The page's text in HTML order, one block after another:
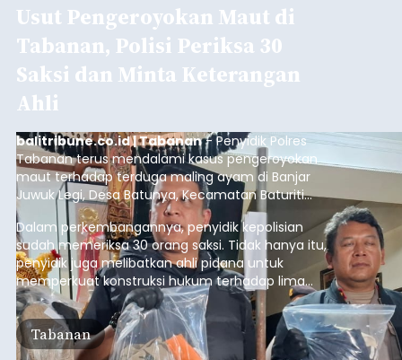
Usut Pengeroyokan Maut di
Tabanan, Polisi Periksa 30
Saksi dan Minta Keterangan
Ahli
balitribune.co.id | Tabanan- Penyidik Polres
Tabanan terus mendalami kasus pengeroyokan
maut terhadap terduga maling ayam di Banjar
Juwuk Legi, Desa Batunya, Kecamatan Baturiti
yang terjadi beberapa waktu lalu.
Dalam perkembangannya, penyidik kepolisian
sudah memeriksa 30 orang saksi. Tidak hanya itu,
penyidik juga melibatkan ahli pidana untuk
memperkuat konstruksi hukum terhadap lima
orang tersangka yang saat ini ditahan.
Tabanan